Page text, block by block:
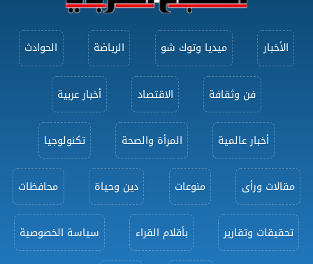
الأخبار ميديا وتوك شو الرياضة الحوادث
فن وثقافة الاقتصاد أخبار عربية
أخبار عالمية المرأة والصحة تكنولوجيا
مقالات ورأى منوعات دين وحياة محافظات
تحقيقات وتقارير بأقلام القراء سياسة الخصوصية